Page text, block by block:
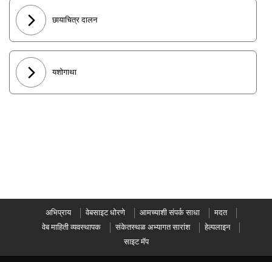
छायाचित्र दालन
यशोगाथा
अभिप्राय वेबसाइट धोरणे आमच्याशी संपर्क साधा
मदत
वेब माहिती व्यवस्थापक
संकेतस्थळ अभ्यागत सारांश
हेल्पलाइन
साइट मॅप